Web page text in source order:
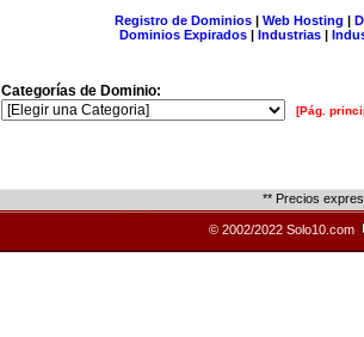
Registro de Dominios| Web Hosting |
Dominios Expirados | Industrias |
Categorías de Dominio:
[Pág.
** Precios
© 2002/2022 Solo10.com